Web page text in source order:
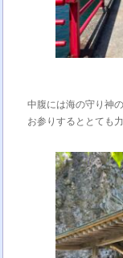
中腹には海の守り神
お参りするととても